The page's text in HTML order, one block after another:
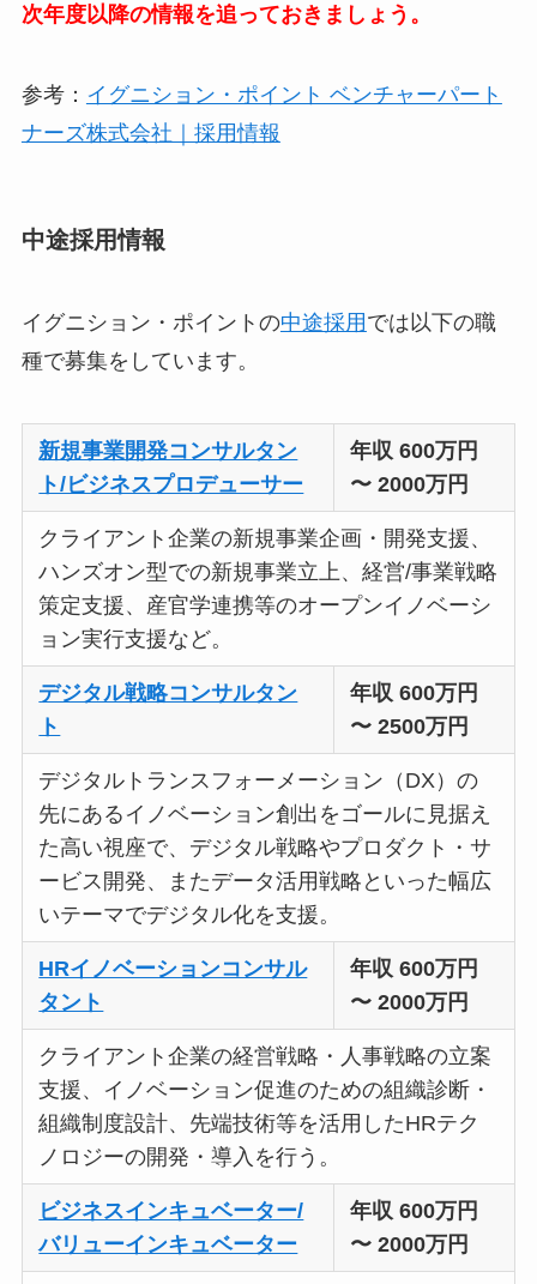
次年度以降の情報を追っておきましょう。
参考： イグニション・ポイント ベンチャーパート
ナーズ株式会社｜採用情報
中途採用情報
イグニション・ポイントの中途採用 では以下の職
種で募集をしています。
新規事業開発コンサルタン
ト/ビジネスプロデューサー
年収 600万円
〜 2000万円
クライアント企業の新規事業企画・開発支援、
ハンズオン型での新規事業立上、経営/事業戦略
策定支援、産官学連携等のオープンイノベーシ
ョン実行支援など。
デジタル戦略コンサルタン
ト
年収 600万円
〜 2500万円
デジタルトランスフォーメーション（DX）の
先にあるイノベーション創出をゴールに見据え
た高い視座で、デジタル戦略やプロダクト・サ
ービス開発、またデータ活用戦略といった幅広
いテーマでデジタル化を支援。
HRイノベーションコンサル
タント
年収 600万円
〜 2000万円
クライアント企業の経営戦略・人事戦略の立案
支援、イノベーション促進のための組織診断・
組織制度設計、先端技術等を活用したHRテク
ノロジーの開発・導入を行う。
ビジネスインキュベーター/
バリューインキュベーター
年収 600万円
〜 2000万円